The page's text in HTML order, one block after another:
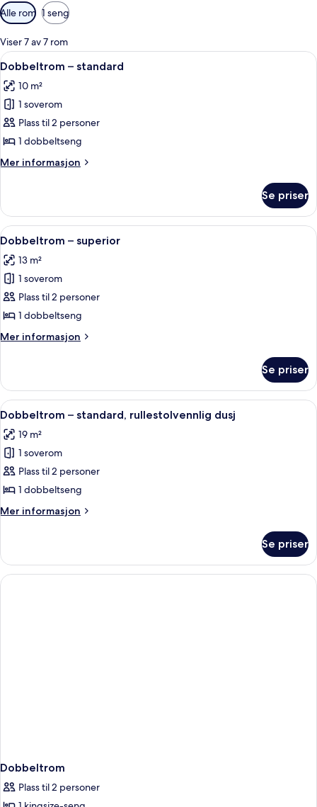
Tilgjengelige
filtre
for
rom
Alle rom 1 seng
Viser 7 av 7 rom
Åpne
alle
bildene
av
Dobbeltrom
–
standard
2
Dobbeltrom – standard
10 m²
1 soverom
Plass til 2 personer
1 dobbeltseng
Mer informasjon
Mer
–
standard
Se priser
Åpne
alle
bildene
av
Dobbeltrom
–
superior
3
Dobbeltrom – superior
13 m²
1 soverom
Plass til 2 personer
1 dobbeltseng
Mer informasjon
Mer
–
superior
Se priser
Åpne
alle
bildene
av
Dobbeltrom
–
standard,
rullestolvennlig
Dobbeltrom – standard,
3
Dobbeltrom – standard, rullestolvennlig dusj
19 m²
1 soverom
Plass til 2 personer
1 dobbeltseng
Mer informasjon
Mer
–
standard,
rullestolvennlig
Se priser
Dobbeltrom
Plass til 2 personer